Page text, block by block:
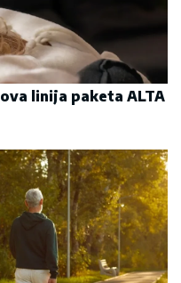
linija paketa ALTA